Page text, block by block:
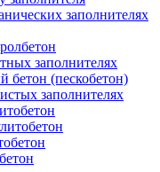
заполнителях
заполнителях
бетон (пескобетон)
заполнителях